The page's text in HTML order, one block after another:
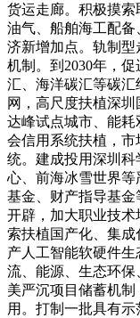
货运走廊。积极摸
油气、船舶海工配
济新增加点。轨制
机制。到2030年，
汇、海洋碳汇等碳
网，高尺度扶植深
达峰试点城市、能
会信用系统扶植，
统。建成投用深圳
心、前海冰雪世界
基金、财产指导基
开辟，加大职业技
索扶植国产化、集
产人工智能软硬件
流、能源、生态环
美严沉项目储蓄机
用。打制一批具有